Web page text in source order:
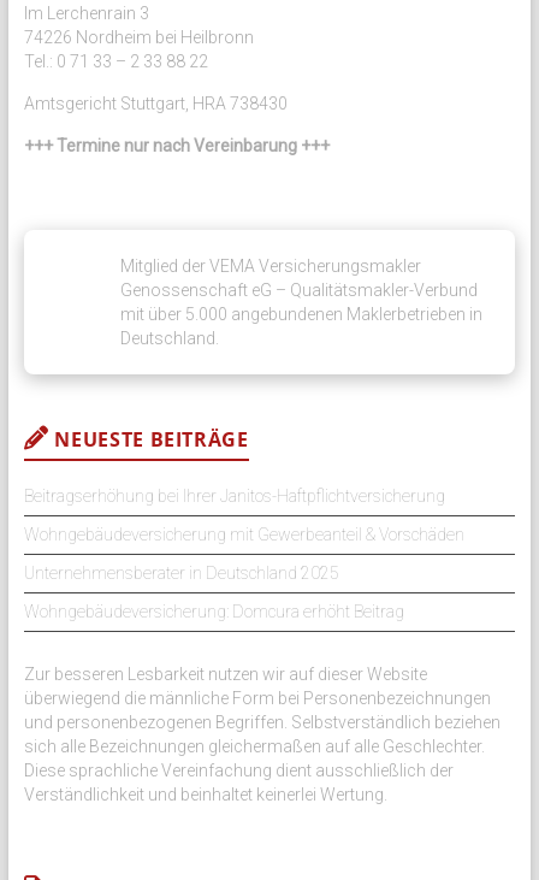
Im Lerchenrain 3
74226 Nordheim bei Heilbronn
Tel.: 0 71 33 – 2 33 88 22
Amtsgericht Stuttgart, HRA 738430
+++ Termine nur nach Vereinbarung +++
Mitglied der VEMA Versicherungsmakler
Genossenschaft eG – Qualitätsmakler-Verbund
mit über 5.000 angebundenen Maklerbetrieben in
Deutschland.
NEUESTE BEITRÄGE
Beitragserhöhung bei Ihrer Janitos-Haftpflichtversicherung
Wohngebäudeversicherung mit Gewerbeanteil & Vorschäden
Unternehmensberater in Deutschland 2025
Wohngebäudeversicherung: Domcura erhöht Beitrag
Zur besseren Lesbarkeit nutzen wir auf dieser Website
überwiegend die männliche Form bei Personenbezeichnungen
und personenbezogenen Begriffen. Selbstverständlich beziehen
sich alle Bezeichnungen gleichermaßen auf alle Geschlechter.
Diese sprachliche Vereinfachung dient ausschließlich der
Verständlichkeit und beinhaltet keinerlei Wertung.